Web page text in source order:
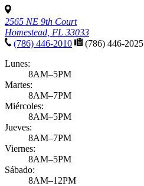
2565 NE 9th Court
Homestead, FL 33033
(786) 446-2010
(786) 446-2025
Lunes:
8AM–5PM
Martes:
8AM–7PM
Miércoles:
8AM–5PM
Jueves:
8AM–7PM
Viernes:
8AM–5PM
Sábado:
8AM–12PM